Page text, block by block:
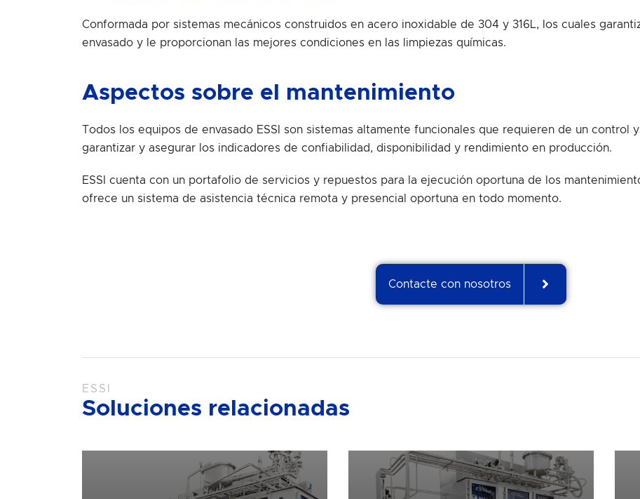
Conformada por sistemas mecánicos construidos en acero inoxidable de 304 y 316L, los cuales
envasado y le proporcionan las mejores condiciones en las limpiezas químicas.
Aspectos sobre el mantenimiento
Todos los equipos de envasado ESSI son sistemas altamente funcionales que requieren de un control
garantizar y asegurar los indicadores de confiabilidad, disponibilidad y rendimiento en producción.
ESSI cuenta con un portafolio de servicios y repuestos para la ejecución oportuna de los
ofrece un sistema de asistencia técnica remota y presencial oportuna en todo momento.
Contacte con nosotros
ESSI
Soluciones relacionadas